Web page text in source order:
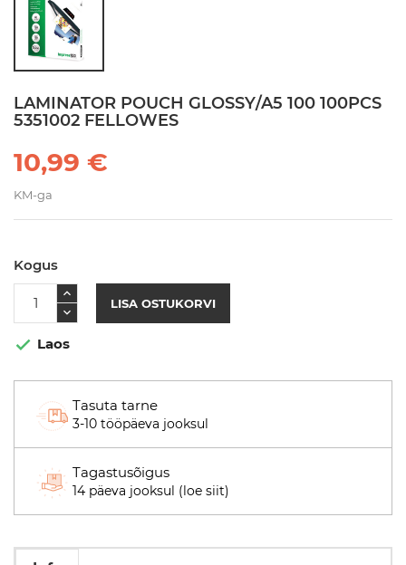
LAMINATOR POUCH GLOSSY/A5 100 100PCS
5351002 FELLOWES
10,99 €
KM-ga
Kogus
LISA OSTUKORVI
 Laos
Tasuta tarne
3-10 tööpäeva jooksul
Tagastusõigus
14 päeva jooksul (loe siit)